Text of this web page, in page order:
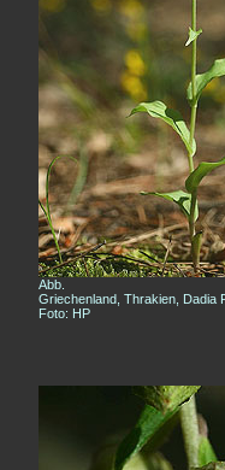
Abb.
Griechenland, Thrakien, Dadia
Foto: HP